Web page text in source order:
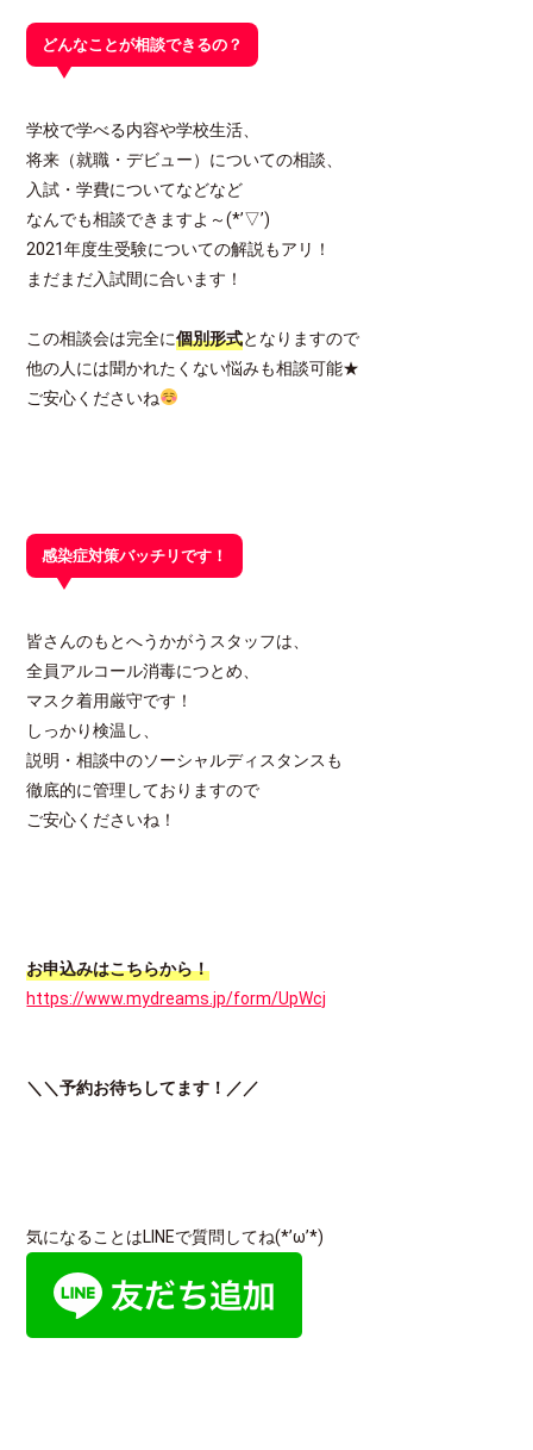
どんなことが相談できるの？
学校で学べる内容や学校生活、
将来（就職・デビュー）についての相談、
入試・学費についてなどなど
なんでも相談できますよ～(*’▽’)
2021年度生受験についての解説もアリ！
まだまだ入試間に合います！
この相談会は完全に個別形式となりますので
他の人には聞かれたくない悩みも相談可能★
ご安心くださいね
感染症対策バッチリです！
皆さんのもとへうかがうスタッフは、
全員アルコール消毒につとめ、
マスク着用厳守です！
しっかり検温し、
説明・相談中のソーシャルディスタンスも
徹底的に管理しておりますので
ご安心くださいね！
お申込みはこちらから！
https://www.mydreams.jp/form/UpWcj
＼＼予約お待ちしてます！／／
気になることはLINEで質問してね(*’ω’*)